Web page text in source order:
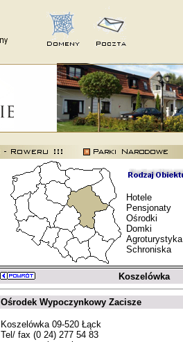
Hotele
Pensjonaty
Ośrodki
Domki
Agroturystyka
Schroniska
Koszelówka
Ośrodek Wypoczynkowy Zacisze
Koszelówka 09-520 Łąck
Tel/ fax (0 24) 277 54 83